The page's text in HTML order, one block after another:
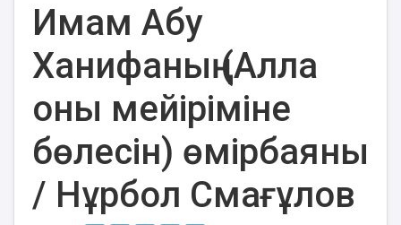
Имам Абу
Ханифаның (Алла
оны мейіріміне
бөлесін) өмірбаяны
/ Нұрбол Смағұлов